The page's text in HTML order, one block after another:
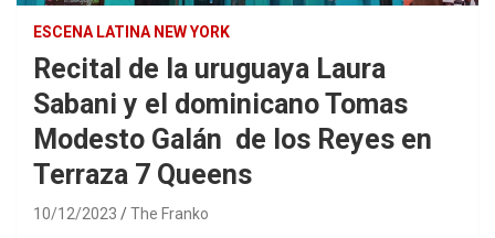
ESCENA LATINA NEW YORK
Recital de la uruguaya Laura
Sabani y el dominicano Tomas
Modesto Galán de los Reyes en
Terraza 7 Queens
10/12/2023 The Franko